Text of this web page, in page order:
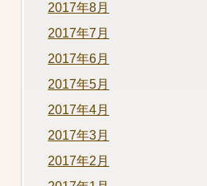
2017年8月
2017年7月
2017年6月
2017年5月
2017年4月
2017年3月
2017年2月